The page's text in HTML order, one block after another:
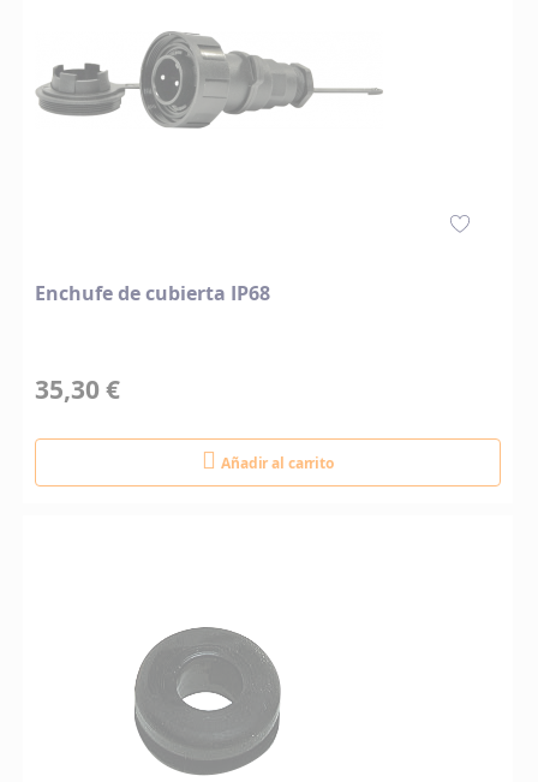
Enchufe de cubierta IP68
35,30 €
Añadir al carrito